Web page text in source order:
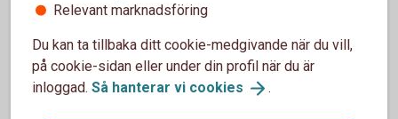
Kontanten
Relevant marknadsföring
Du kan ta tillbaka ditt cookie-medgivande när du vill,
på cookie-sidan eller under din profil när du är
inloggad. Så hanterar vi cookies .